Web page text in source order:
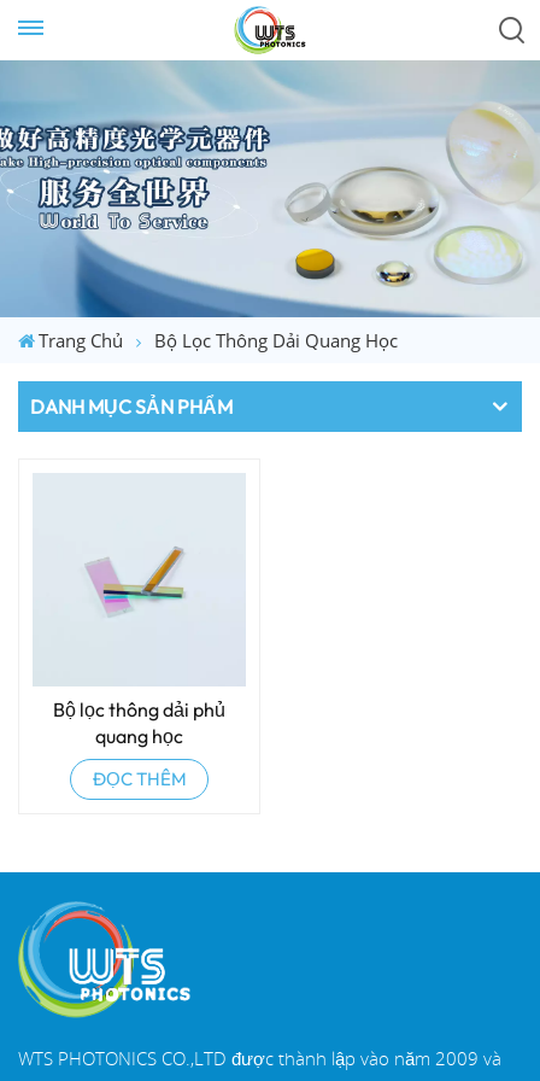
Trang Chủ Bộ Lọc Thông Dải Quang Học
DANH MỤC SẢN PHẨM
Bộ lọc thông dải phủ
quang học
ĐỌC THÊM
WTS PHOTONICS CO.,LTD được thành lập vào năm 2009 và